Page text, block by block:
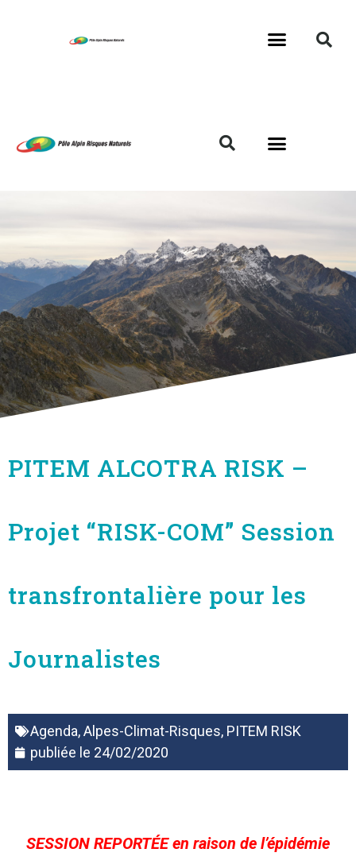
PITEM ALCOTRA RISK –
Projet “RISK-COM” Session
transfrontalière pour les
Journalistes
Agenda,Alpes-Climat-Risques, PITEM RISK
publiée le 24/02/2020
SESSION REPORTÉE en raison de l’épidémie